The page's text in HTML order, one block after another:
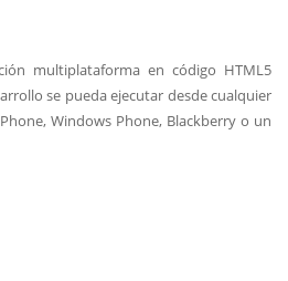
multiplataforma en código HTML5
se pueda ejecutar desde cualquier
Windows Phone, Blackberry o un